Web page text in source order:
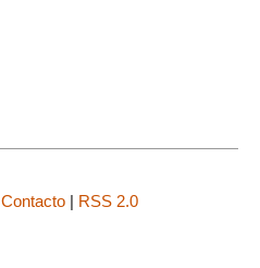
Contacto | RSS 2.0